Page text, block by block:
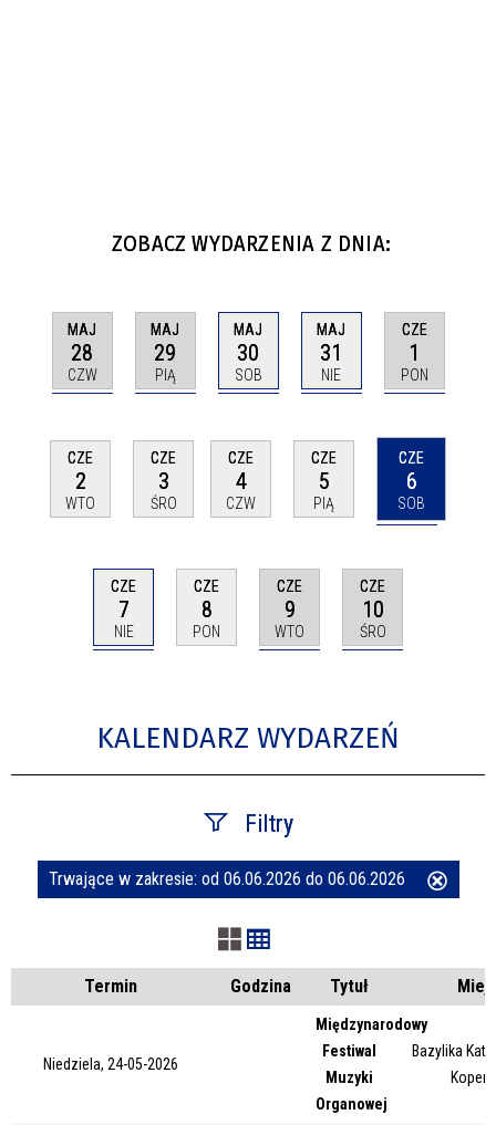
ZOBACZ WYDARZENIA Z DNIA:
MAJ
28
CZW
MAJ
29
PIĄ
MAJ
30
SOB
MAJ
31
NIE
CZE
1
PON
CZE
2
WTO
CZE
3
ŚRO
CZE
4
CZW
CZE
5
PIĄ
CZE
6
SOB
CZE
7
NIE
CZE
8
PON
CZE
9
WTO
CZE
10
ŚRO
KALENDARZ WYDARZEŃ
Filtry
Szukana fraza
Kategoria
Trwające w zakresie
Trwające w zakresie: od 06.06.2026 do 06.06.2026
Termin Godzina Tytuł
Niedziela, 24-05-2026
Międzynarodowy
Festiwal
Muzyki
Organowej
Bazylika